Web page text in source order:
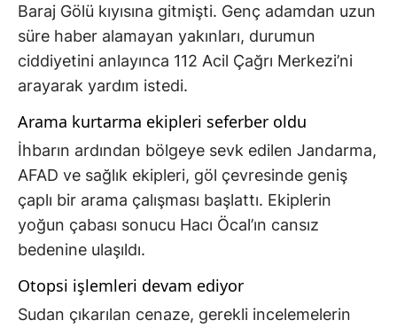
Baraj Gölü kıyısına gitmişti. Genç adamdan uzun
süre haber alamayan yakınları, durumun
ciddiyetini anlayınca 112 Acil Çağrı Merkezi’ni
arayarak yardım istedi.
Arama kurtarma ekipleri seferber oldu
İhbarın ardından bölgeye sevk edilen Jandarma,
AFAD ve sağlık ekipleri, göl çevresinde geniş
çaplı bir arama çalışması başlattı. Ekiplerin
yoğun çabası sonucu Hacı Öcal’ın cansız
bedenine ulaşıldı.
Otopsi işlemleri devam ediyor
Sudan çıkarılan cenaze, gerekli incelemelerin